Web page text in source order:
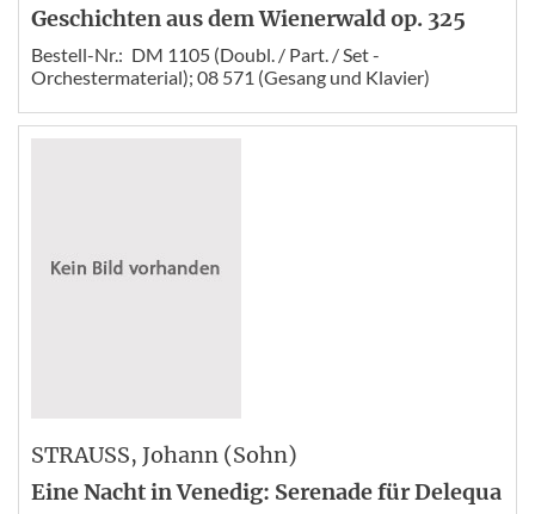
Geschichten aus dem Wienerwald op. 325
Bestell-Nr.: DM 1105 (Doubl. / Part. / Set -
Orchestermaterial); 08 571 (Gesang und Klavier)
STRAUSS, Johann (Sohn)
Eine Nacht in Venedig: Serenade für Delequa